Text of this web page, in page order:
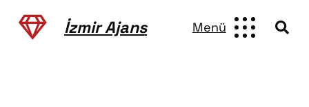
İzmir Ajans Menü